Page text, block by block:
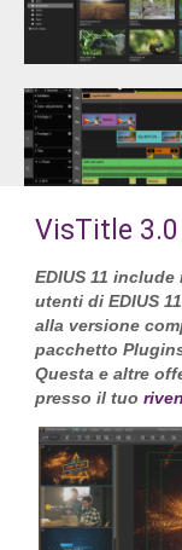
VisTitle 3.0
EDIUS 11
utenti di EDIUS
alla versione
pacchetto
Questa e altre
presso il tuo